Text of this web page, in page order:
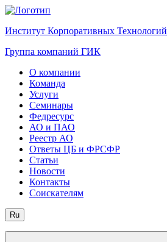
Институт Корпоративных Технологий
Группа компаний ГИК
О компании
Команда
Услуги
Семинары
Федресурс
АО и ПАО
Реестр АО
Ответы ЦБ и ФРСФР
Статьи
Новости
Контакты
Соискателям
Ru